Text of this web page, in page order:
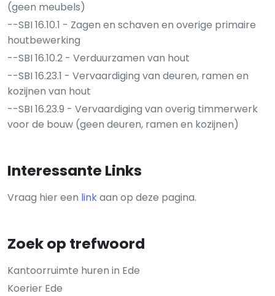
(geen meubels)
--SBI 16.10.1 - Zagen en schaven en overige primaire
houtbewerking
--SBI 16.10.2 - Verduurzamen van hout
--SBI 16.23.1 - Vervaardiging van deuren, ramen en
kozijnen van hout
--SBI 16.23.9 - Vervaardiging van overig timmerwerk
voor de bouw (geen deuren, ramen en kozijnen)
Interessante Links
Vraag hier een linkaan op deze pagina.
Zoek op trefwoord
Kantoorruimte huren in Ede
Koerier Ede